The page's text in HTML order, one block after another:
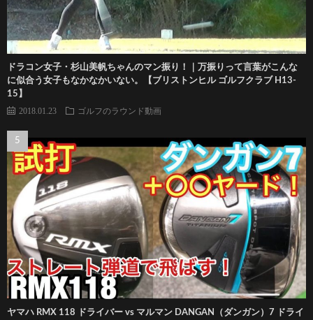
ドラコン女子・杉山美帆ちゃんのマン振り！｜万振りって言葉がこんな
に似合う女子もなかなかいない。【ブリストンヒル ゴルフクラブ H13-
15】
2018.01.23 ゴルフのラウンド動画
ヤマハ RMX 118 ドライバー vs マルマン DANGAN（ダンガン）7 ドライ